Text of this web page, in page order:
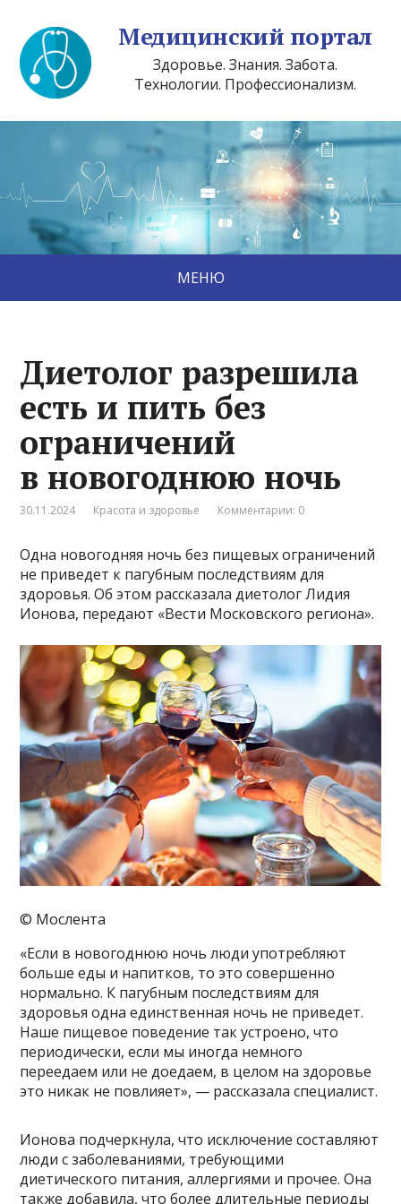
Медицинский портал
Здоровье. Знания. Забота.
Технологии. Профессионализм.
МЕНЮ
Диетолог разрешила
есть и пить без
ограничений
в новогоднюю ночь
30.11.2024 Красота и здоровье Комментарии: 0
Одна новогодняя ночь без пищевых ограничений
не приведет к пагубным последствиям для
здоровья. Об этом рассказала диетолог Лидия
Ионова, передают «Вести Московского региона».
© Мослента
«Если в новогоднюю ночь люди употребляют
больше еды и напитков, то это совершенно
нормально. К пагубным последствиям для
здоровья одна единственная ночь не приведет.
Наше пищевое поведение так устроено, что
периодически, если мы иногда немного
переедаем или не доедаем, в целом на здоровье
это никак не повлияет», — рассказала специалист.
Ионова подчеркнула, что исключение составляют
люди с заболеваниями, требующими
диетического питания, аллергиями и прочее. Она
также добавила, что более длительные периоды